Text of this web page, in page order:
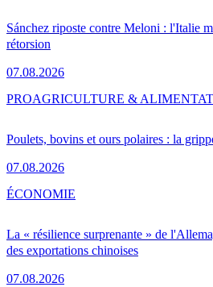
Sánchez riposte contre Meloni : l'Italie
rétorsion
07.08.2026
Poulets, bovins et ours polaires : la
07.08.2026
PROAGRICULTURE &
La « résilience surprenante » de
des exportations chinoises
07.08.2026
ÉCONOMIE